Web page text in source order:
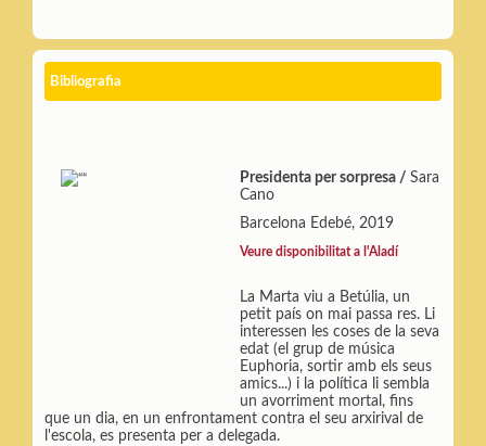
Bibliografia
Presidenta per sorpresa / Sara
Cano
Barcelona Edebé, 2019
Veure disponibilitat a l'Aladí
La Marta viu a Betúlia, un
petit país on mai passa res. Li
interessen les coses de la seva
edat (el grup de música
Euphoria, sortir amb els seus
amics...) i la política li sembla
un avorriment mortal, fins
que un dia, en un enfrontament contra el seu arxirival de
l'escola, es presenta per a delegada.